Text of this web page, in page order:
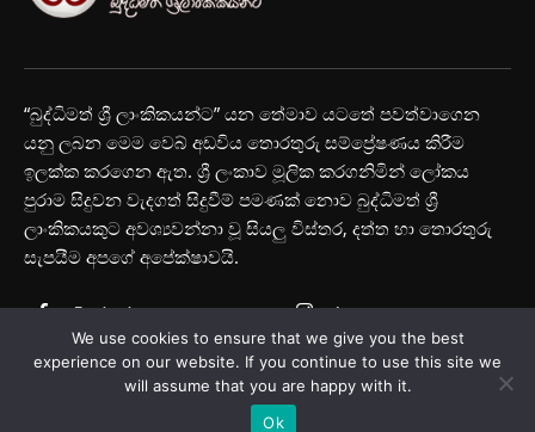
“බුද්ධිමත් ශ්‍රී ලාංකිකයන්ට” යන තේමාව යටතේ පවත්වාගෙන
යනු ලබන මෙම වෙබ් අඩවිය තොරතුරු සම්ප්‍රේෂණය කිරීම
ඉලක්ක කරගෙන ඇත. ශ්‍රී ලංකාව මූලික කරගනිමින් ලෝකය
පුරාම සිදුවන වැදගත් සිදුවීම් පමණක් නොව බුද්ධිමත් ශ්‍රී
ලාංකිකයකුට අවශ්‍යවන්නා වූ සියලු විස්තර, දත්ත හා තොරතුරු
සැපයීම අපගේ අපේක්ෂාවයි.
Youtube
We use cookies to ensure that we give you the best
experience on our website. If you continue to use this site we
will assume that you are happy with it.
Ok